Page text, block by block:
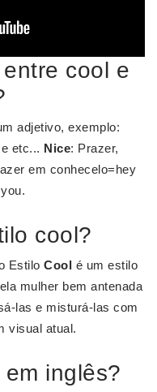
cool e
adjetivo, exemplo:
etc... Nice: Prazer,
em conhecelo=hey
cool?
EstiloCool é um estilo
mulher bem antenada
las e misturá-las com
visual atual.
inglês?